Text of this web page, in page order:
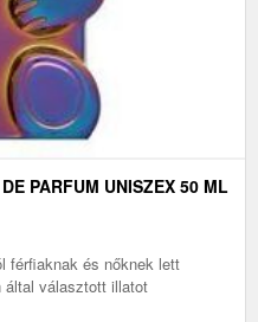
PARFUM UNISZEX 50 ML
férfiaknak és nőknek lett
által választott illatot